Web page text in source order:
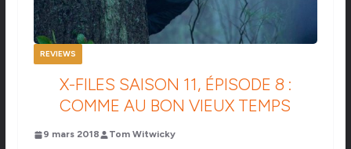
REVIEWS
X-FILES SAISON 11, ÉPISODE 8 :
COMME AU BON VIEUX TEMPS
9 mars 2018 Tom Witwicky